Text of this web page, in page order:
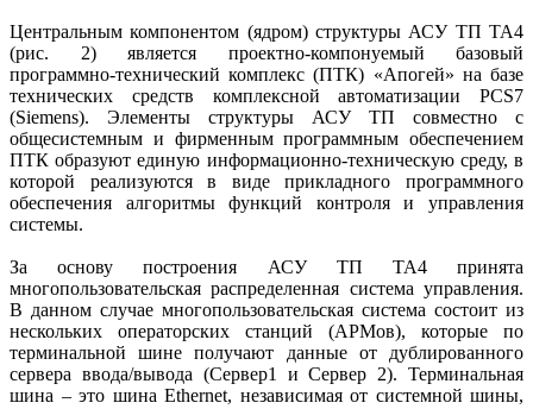
Центральным компонентом (ядром) структуры АСУ ТП ТА4
(рис. 2) является проектно-компо­нуемый базовый
программно-тех­нический комплекс (ПТК) «Апогей» на базе
технических средств комплексной автоматизации PCS7
(Siemens). Элементы структуры АСУ ТП совместно с
общесистемным и фирменным программным обеспечением
ПТК образуют единую информационно-техническую среду, в
которой реализуются в виде прикладного программного
обеспечения алгоритмы функций контроля и управления
системы.
За основу построения АСУ ТП ТА4 принята
многопользовательская распределенная система управления.
В данном случае многопользовательская система состоит из
нескольких операторских станций (АРМов), которые по
терминальной шине получают данные от дублированного
сервера ввода/вывода (Сервер1 и Сервер 2). Терминальная
шина – это шина Ethernet, независимая от системной шины,